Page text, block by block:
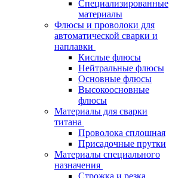
Специализированные
материалы
Флюсы и проволоки для
автоматической сварки и
наплавки
Кислые флюсы
Нейтральные флюсы
Основные флюсы
Высокоосновные
флюсы
Материалы для сварки
титана
Проволока сплошная
Присадочные прутки
Материалы специального
назначения
Строжка и резка